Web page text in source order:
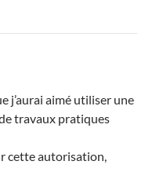
j’aurai aimé utiliser une
travaux pratiques
cette autorisation,